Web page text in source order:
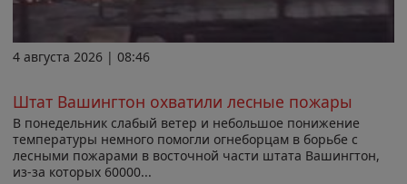
4 августа 2026 | 08:46
Штат Вашингтон охватили лесные пожары
В понедельник слабый ветер и небольшое понижение
температуры немного помогли огнеборцам в борьбе с
лесными пожарами в восточной части штата Вашингтон,
из-за которых 60000...